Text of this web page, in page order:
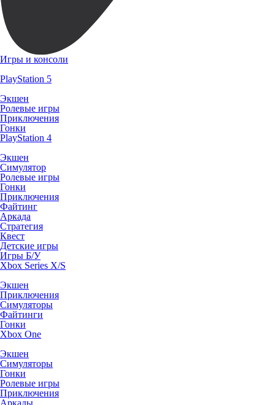
Игры и консоли
PlayStation 5
Экшен
Ролевые игры
Приключения
Гонки
PlayStation 4
Экшен
Симулятор
Ролевые игры
Гонки
Приключения
Файтинг
Аркада
Стратегия
Квест
Детские игры
Игры Б/У
Xbox Series X/S
Экшен
Приключения
Симуляторы
Файтинги
Гонки
Xbox One
Экшен
Симуляторы
Гонки
Ролевые игры
Приключения
Аркады